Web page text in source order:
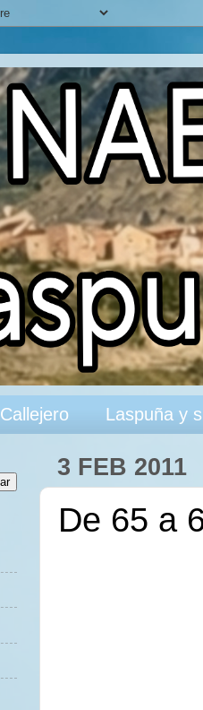
Callejero Laspuña y
3 FEB 2011
De 65 a